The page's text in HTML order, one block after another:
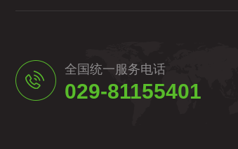
全国统一服务电话
029-81155401